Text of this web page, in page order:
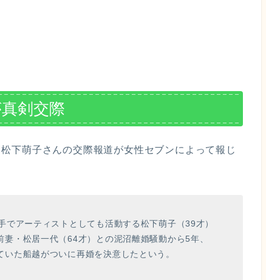
剣交際
下萌子さんの交際報道が女性セブンによって報じ
アーティストとしても活動する松下萌子（39才）
・松居一代（64才）との泥沼離婚騒動から5年、
た船越がついに再婚を決意したという。